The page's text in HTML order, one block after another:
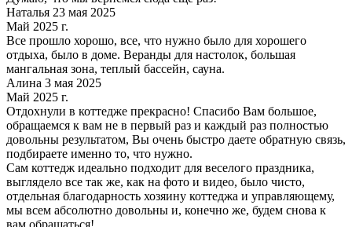
Наталья 23 мая 2025
Май 2025 г.
Все прошло хорошо, все, что нужно было для хорошего
отдыха, было в доме. Веранды для настолок, большая
мангальная зона, теплый бассейн, сауна.
Алина 3 мая 2025
Май 2025 г.
Отдохнули в коттедже прекрасно! Спасибо Вам большое,
обращаемся к вам не в первый раз и каждый раз полностью
довольны результатом, Вы очень быстро даете обратную связь,
подбираете именно то, что нужно.
Сам коттедж идеально подходит для веселого праздника,
выглядело все так же, как на фото и видео, было чисто,
отдельная благодарность хозяину коттеджа и управляющему,
мы всем абсолютно довольны и, конечно же, будем снова к
вам обращаться!